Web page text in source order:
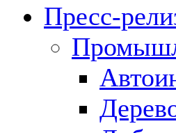
Пресс-